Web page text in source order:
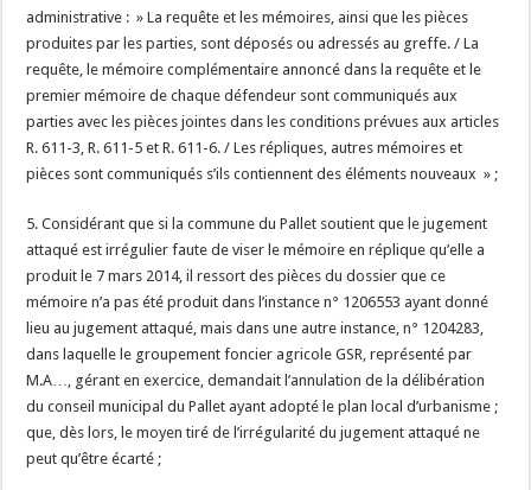
administrative : » La requête et les mémoires, ainsi que les pièces
produites par les parties, sont déposés ou adressés au greffe. / La
requête, le mémoire complémentaire annoncé dans la requête et le
premier mémoire de chaque défendeur sont communiqués aux
parties avec les pièces jointes dans les conditions prévues aux articles
R. 611-3, R. 611-5 et R. 611-6. / Les répliques, autres mémoires et
pièces sont communiqués s’ils contiennent des éléments nouveaux » ;
5. Considérant que si la commune du Pallet soutient que le jugement
attaqué est irrégulier faute de viser le mémoire en réplique qu’elle a
produit le 7 mars 2014, il ressort des pièces du dossier que ce
mémoire n’a pas été produit dans l’instance n° 1206553 ayant donné
lieu au jugement attaqué, mais dans une autre instance, n° 1204283,
dans laquelle le groupement foncier agricole GSR, représenté par
M.A…, gérant en exercice, demandait l’annulation de la délibération
du conseil municipal du Pallet ayant adopté le plan local d’urbanisme ;
que, dès lors, le moyen tiré de l’irrégularité du jugement attaqué ne
peut qu’être écarté ;